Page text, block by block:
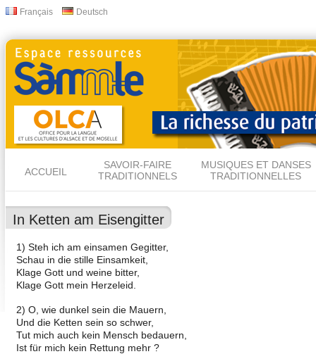
Français Deutsch
ACCUEIL
SAVOIR-FAIRE
TRADITIONNELS
MUSIQUES ET DANSES
TRADITIONNELLES
In Ketten am Eisengitter
1) Steh ich am einsamen Gegitter,
Schau in die stille Einsamkeit,
Klage Gott und weine bitter,
Klage Gott mein Herzeleid.
2) O, wie dunkel sein die Mauern,
Und die Ketten sein so schwer,
Tut mich auch kein Mensch bedauern,
Ist für mich kein Rettung mehr ?